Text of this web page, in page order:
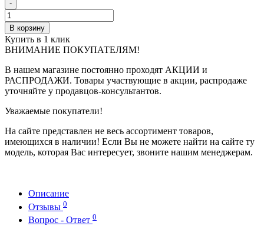
-
В корзину
Купить в 1 клик
ВНИМАНИЕ ПОКУПАТЕЛЯМ!
В нашем магазине постоянно проходят АКЦИИ и
РАСПРОДАЖИ. Товары участвующие в акции, распродаже
уточняйте у продавцов-консультантов.
Уважаемые покупатели!
На сайте представлен не весь ассортимент товаров,
имеющихся в наличии! Если Вы не можете найти на сайте ту
модель, которая Вас интересует, звоните нашим менеджерам.
Описание
Отзывы 0
Вопрос - Ответ 0